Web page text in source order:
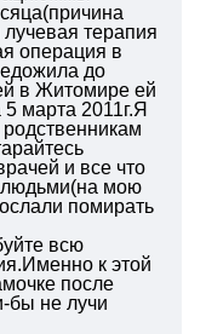
терапия
операция в
до
в Житомире ей
марта 2011г.Я
и все что
людьми(на мою
помирать
всю
к этой
после
бы не лучи